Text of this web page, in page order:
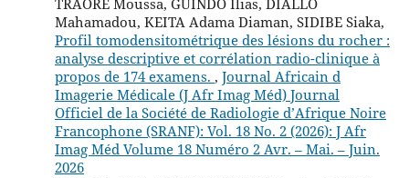
TRAORE Moussa, GUINDO Ilias, DIALLO
Mahamadou, KEITA Adama Diaman, SIDIBE Siaka,
Profil tomodensitométrique des lésions du rocher :
analyse descriptive et corrélation radio-clinique à
propos de 174 examens. , Journal Africain d
Imagerie Médicale (J Afr Imag Méd) Journal
Officiel de la Société de Radiologie d’Afrique Noire
Francophone (SRANF): Vol. 18 No. 2 (2026): J Afr
Imag Méd Volume 18 Numéro 2 Avr. – Mai. – Juin.
2026